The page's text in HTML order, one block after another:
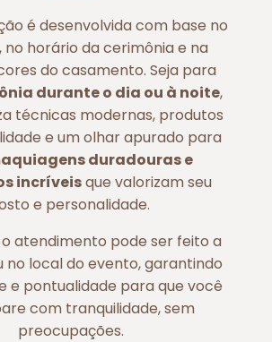
é desenvolvida com base no
no horário da cerimônia e na
do casamento. Seja para
durante o dia ou à noite,
técnicas modernas, produtos
e um olhar apurado para
duradouras e
incríveisque valorizam seu
e personalidade.
o atendimento pode ser feito a
no local do evento, garantindo
e pontualidade para que você
com tranquilidade, sem
preocupações.